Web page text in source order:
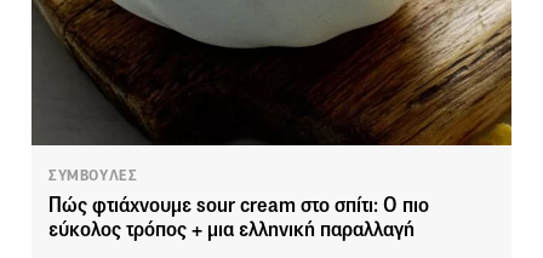
ΣΥΜΒΟΥΛΕΣ
Πώς φτιάχνουμε sour cream στο σπίτι: Ο πιο
εύκολος τρόπος + μια ελληνική παραλλαγή